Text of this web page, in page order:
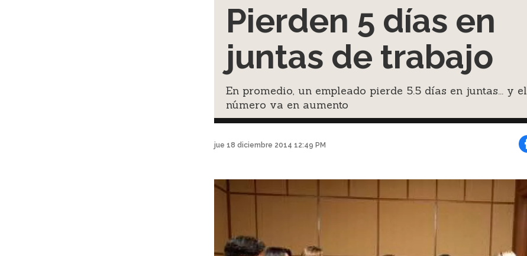
Pierden 5 días en
juntas de trabajo
En promedio, un empleado pierde 5.5 días en juntas... y el
número va en aumento
jue 18 diciembre 2014 12:49 PM